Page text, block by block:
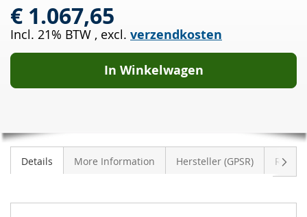
BMW
2er
Active
Tourer
(F45)
€ 1.067,65
Incl. 21% BTW , excl. verzendkosten
In Winkelwagen
Details More Information Hersteller (GPSR)